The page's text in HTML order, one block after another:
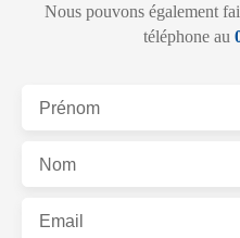
Nous pouvons également
téléphone au
Prénom
Nom
Email